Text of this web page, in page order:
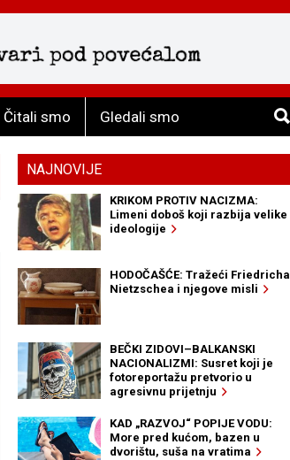
Čitali smo Gledali smo
NAJNOVIJE
KRIKOM PROTIV NACIZMA:
Limeni doboš koji razbija velike
ideologije
HODOČAŠĆE: Tražeći Friedricha
Nietzschea i njegove misli
BEČKI ZIDOVI–BALKANSKI
NACIONALIZMI: Susret koji je
fotoreportažu pretvorio u
agresivnu prijetnju
KAD „RAZVOJ“ POPIJE VODU:
More pred kućom, bazen u
dvorištu, suša na vratima